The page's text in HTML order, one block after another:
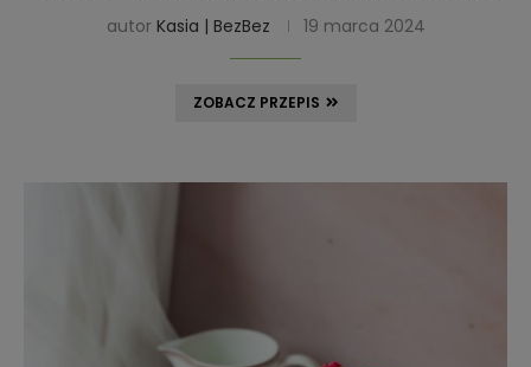
autor Kasia | BezBez 19 marca 2024
ZOBACZ PRZEPIS